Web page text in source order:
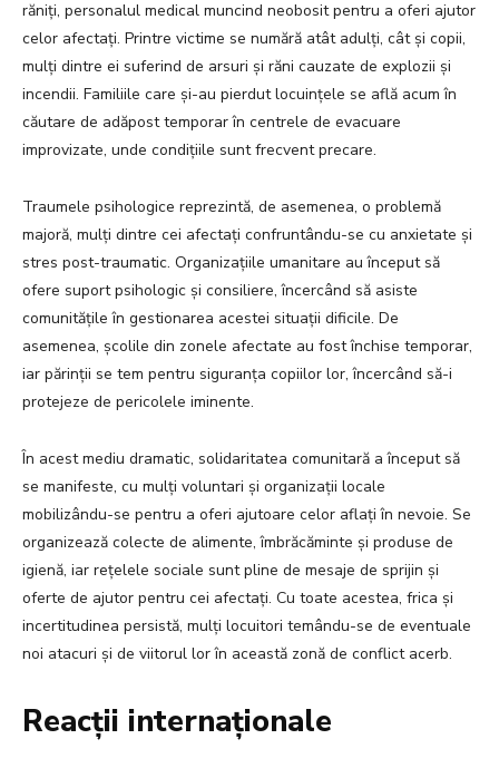
răniți, personalul medical muncind neobosit pentru a oferi ajutor
celor afectați. Printre victime se numără atât adulți, cât și copii,
mulți dintre ei suferind de arsuri și răni cauzate de explozii și
incendii. Familiile care și-au pierdut locuințele se află acum în
căutare de adăpost temporar în centrele de evacuare
improvizate, unde condițiile sunt frecvent precare.
Traumele psihologice reprezintă, de asemenea, o problemă
majoră, mulți dintre cei afectați confruntându-se cu anxietate și
stres post-traumatic. Organizațiile umanitare au început să
ofere suport psihologic și consiliere, încercând să asiste
comunitățile în gestionarea acestei situații dificile. De
asemenea, școlile din zonele afectate au fost închise temporar,
iar părinții se tem pentru siguranța copiilor lor, încercând să-i
protejeze de pericolele iminente.
În acest mediu dramatic, solidaritatea comunitară a început să
se manifeste, cu mulți voluntari și organizații locale
mobilizându-se pentru a oferi ajutoare celor aflați în nevoie. Se
organizează colecte de alimente, îmbrăcăminte și produse de
igienă, iar rețelele sociale sunt pline de mesaje de sprijin și
oferte de ajutor pentru cei afectați. Cu toate acestea, frica și
incertitudinea persistă, mulți locuitori temându-se de eventuale
noi atacuri și de viitorul lor în această zonă de conflict acerb.
Reacții internaționale